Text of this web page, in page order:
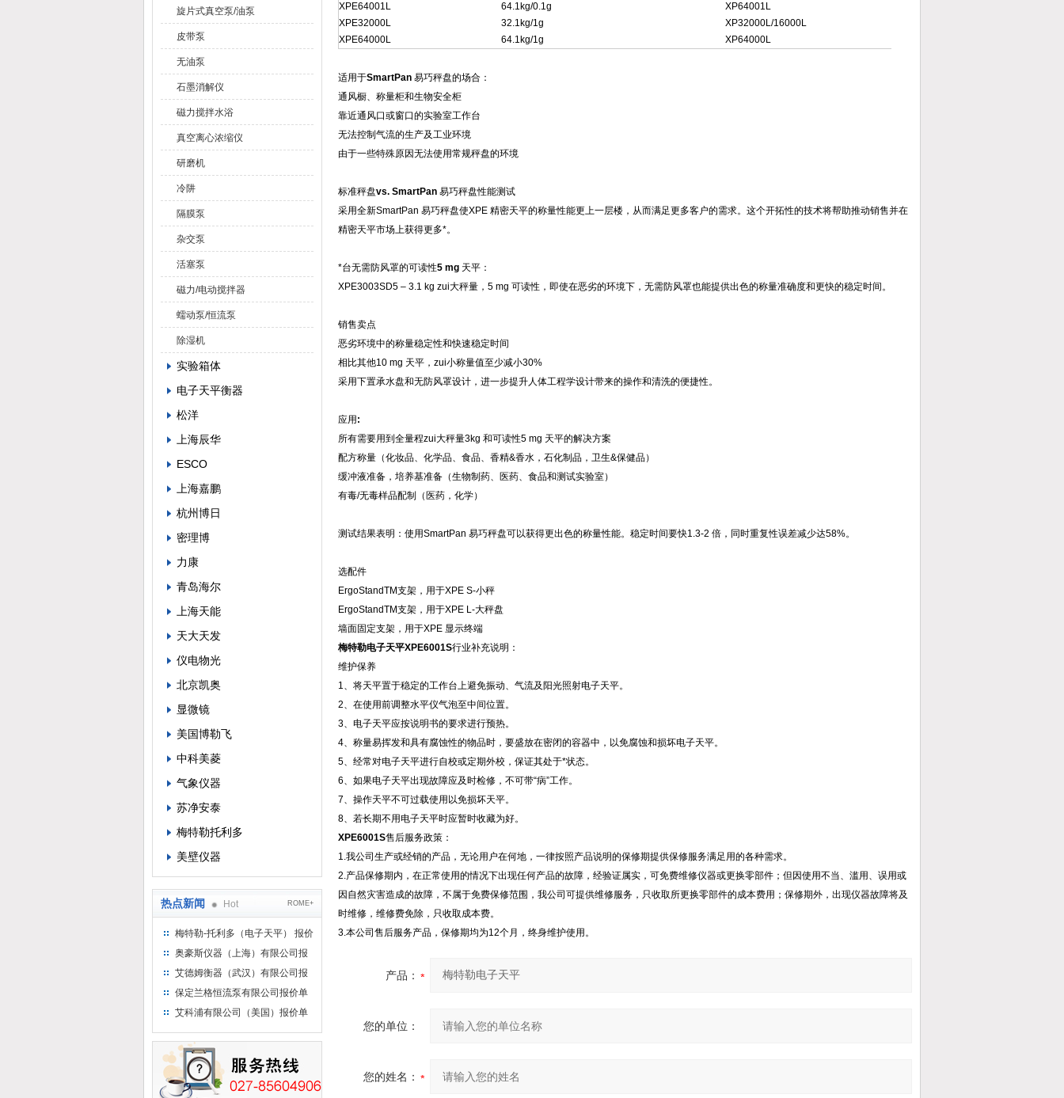
旋片式真空泵/油泵
皮带泵
无油泵
石墨消解仪
磁力搅拌水浴
真空离心浓缩仪
研磨机
冷阱
隔膜泵
杂交泵
活塞泵
磁力/电动搅拌器
蠕动泵/恒流泵
除湿机
实验箱体
电子天平衡器
松洋
上海辰华
ESCO
上海嘉鹏
杭州博日
密理博
力康
青岛海尔
上海天能
天大天发
仪电物光
北京凯奥
显微镜
美国博勒飞
中科美菱
气象仪器
苏净安泰
梅特勒托利多
美壁仪器
热点新闻 Hot ROME+
梅特勒-托利多（电子天平） 报价
单
奥豪斯仪器（上海）有限公司报
价单
艾德姆衡器（武汉）有限公司报
价单
保定兰格恒流泵有限公司报价单
艾科浦有限公司（美国）报价单
XPE64001L
64.1kg/0.1g
XP64001L
XPE32000L
32.1kg/1g
XP32000L/16000L
XPE64000L
64.1kg/1g XP64000L
适用于SmartPan 易巧秤盘的场合：
通风橱、称量柜和生物安全柜
靠近通风口或窗口的实验室工作台
无法控制气流的生产及工业环境
由于一些特殊原因无法使用常规秤盘的环境
标准秤盘vs. SmartPan 易巧秤盘性能测试
采用全新SmartPan 易巧秤盘使XPE 精密天平的称量性能更上一层楼，从而满足更多客户的需求。这个开拓性的技术将帮助推动销售并在
精密天平市场上获得更多*。
*台无需防风罩的可读性5 mg 天平：
XPE3003SD5 – 3.1 kg zui大秤量，5 mg 可读性，即使在恶劣的环境下，无需防风罩也能提供出色的称量准确度和更快的稳定时间。
销售卖点
恶劣环境中的称量稳定性和快速稳定时间
相比其他10 mg 天平，zui小称量值至少减小30%
采用下置承水盘和无防风罩设计，进一步提升人体工程学设计带来的操作和清洗的便捷性。
应用 :
所有需要用到全量程zui大秤量3kg 和可读性5 mg 天平的解决方案
配方称量（化妆品、化学品、食品、香精&香水，石化制品，卫生&保健品）
缓冲液准备，培养基准备（生物制药、医药、食品和测试实验室）
有毒/无毒样品配制（医药，化学）
测试结果表明：使用SmartPan 易巧秤盘可以获得更出色的称量性能。稳定时间要快1.3-2 倍，同时重复性误差减少达58%。
选配件
ErgoStandTM支架，用于XPE S-小秤
ErgoStandTM支架，用于XPE L-大秤盘
墙面固定支架，用于XPE 显示终端
梅特勒电子天平XPE6001S行业补充说明：
维护保养
1、将天平置于稳定的工作台上避免振动、气流及阳光照射电子天平。
2、在使用前调整水平仪气泡至中间位置。
3、电子天平应按说明书的要求进行预热。
4、称量易挥发和具有腐蚀性的物品时，要盛放在密闭的容器中，以免腐蚀和损坏电子天平。
5、经常对电子天平进行自校或定期外校，保证其处于*状态。
6、如果电子天平出现故障应及时检修，不可带“病”工作。
7、操作天平不可过载使用以免损坏天平。
8、若长期不用电子天平时应暂时收藏为好。
XPE6001S售后服务政策：
1.我公司生产或经销的产品，无论用户在何地，一律按照产品说明的保修期提供保修服务满足用的各种需求。
2.产品保修期内，在正常使用的情况下出现任何产品的故障，经验证属实，可免费维修仪器或更换零部件；但因使用不当、滥用、误用或
因自然灾害造成的故障，不属于免费保修范围，我公司可提供维修服务，只收取所更换零部件的成本费用；保修期外，出现仪器故障将及
时维修，维修费免除，只收取成本费。
3.本公司售后服务产品，保修期均为12个月，终身维护使用。
产品：
您的单位：
您的姓名：